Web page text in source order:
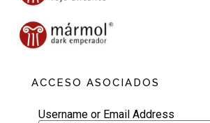
ACCESO ASOCIADOS
Username or Email Address